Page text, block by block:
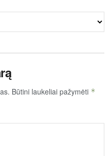
Būtini laukeliai pažymėti *